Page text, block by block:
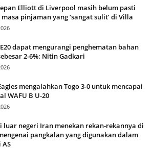
Elliott di Liverpool masih belum pasti
pinjaman yang ‘sangat sulit’ di Villa
dapat mengurangi penghematan bahan
2-6%: Nitin Gadkari
mengalahkan Togo 3-0 untuk mencapai
WAFU B U-20
luar negeri Iran menekan rekan-rekannya di
pangkalan yang digunakan dalam